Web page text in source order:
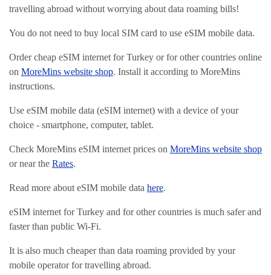
travelling abroad without worrying about data roaming bills!
You do not need to buy local SIM card to use eSIM mobile data.
Order cheap eSIM internet for Turkey or for other countries online
on MoreMins website shop. Install it according to MoreMins
instructions.
Use eSIM mobile data (eSIM internet) with a device of your
choice - smartphone, computer, tablet.
Check MoreMins eSIM internet prices on MoreMins website shop
or near the Rates.
Read more about eSIM mobile data here.
eSIM internet for Turkey and for other countries is much safer and
faster than public Wi-Fi.
It is also much cheaper than data roaming provided by your
mobile operator for travelling abroad.